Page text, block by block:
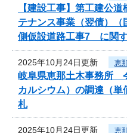
【建設工事】第工建公
テナンス事業（翌債）
側仮設道路工事7 に関
2025年10月24日更新 恵
岐阜県恵那土木事務所
カルシウム）の調達（単
札
2025年10月24日更新 恵